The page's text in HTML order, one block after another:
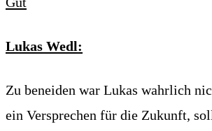
Lukas Wedl:
Zu beneiden war Lukas wahrlich
ein Versprechen für die Zukunft,